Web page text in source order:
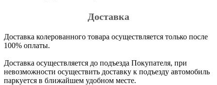
Доставка
Доставка колерованного товара осуществляется только после
100% оплаты.
Доставка осуществляется до подъезда Покупателя, при
невозможности осуществить доставку к подъезду автомобиль
паркуется в ближайшем удобном месте.